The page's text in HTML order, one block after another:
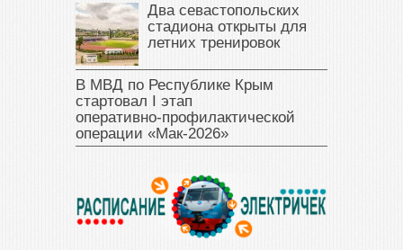
Два севастопольских
стадиона открыты для
летних тренировок
В МВД по Республике Крым
стартовал I этап
оперативно‑профилактической
операции «Мак‑2026»